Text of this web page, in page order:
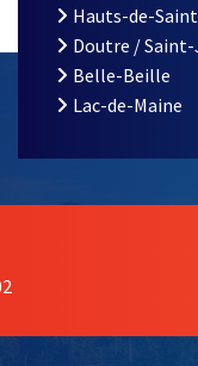
fenêtre
nouvelle
Hauts-de-
Doutre /
Belle-Beille
Lac-de-Maine